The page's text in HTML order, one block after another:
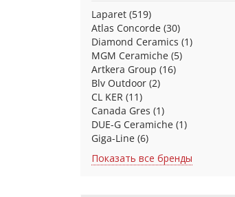
Laparet (519)
Atlas Concorde (30)
Diamond Ceramics (1)
MGM Ceramiche (5)
Artkera Group (16)
Blv Outdoor (2)
CL KER (11)
Canada Gres (1)
DUE-G Ceramiche (1)
Giga-Line (6)
Показать все бренды